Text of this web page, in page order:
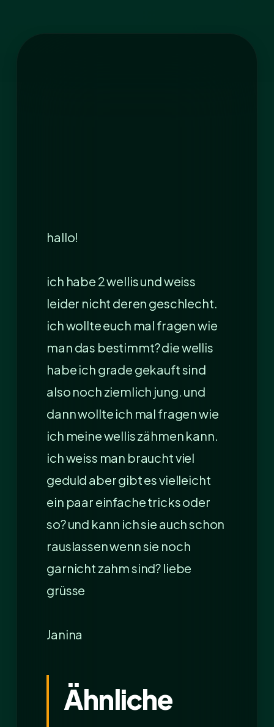
hallo!
ich habe 2 wellis und weiss
leider nicht deren geschlecht.
ich wollte euch mal fragen wie
man das bestimmt? die wellis
habe ich grade gekauft sind
also noch ziemlich jung. und
dann wollte ich mal fragen wie
ich meine wellis zähmen kann.
ich weiss man braucht viel
geduld aber gibt es vielleicht
ein paar einfache tricks oder
so? und kann ich sie auch schon
rauslassen wenn sie noch
garnicht zahm sind? liebe
grüsse
Janina
Ähnliche